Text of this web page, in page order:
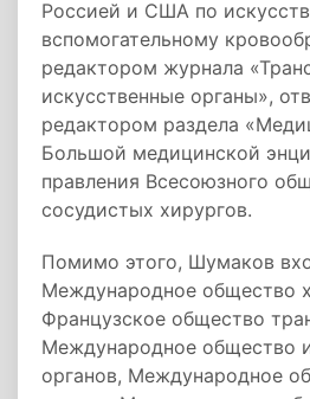
Россией и США по
вспомогательному
редактором журнала
искусственные органы»,
редактором раздела
Большой медицинской
правления Всесоюзного
сосудистых хирургов.
Помимо этого, Шумаков
Международное общество
Французское общество
Международное общество
органов, Международное